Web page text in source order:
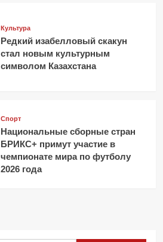
Культура
Редкий изабелловый скакун
стал новым культурным
символом Казахстана
Спорт
Национальные сборные стран
БРИКС+ примут участие в
чемпионате мира по футболу
2026 года